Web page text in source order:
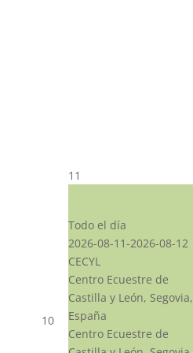
10
11
Todo el día
2026-08-11-2026-08-12
CECYL
Centro Ecuestre de
Castilla y León, Segovia,
España
Centro Ecuestre de